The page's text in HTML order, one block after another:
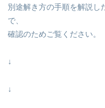
別途解き方の手順を解説し
で、
確認のためご覧ください。
↓
↓